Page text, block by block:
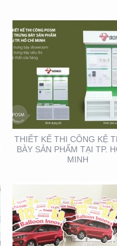
THIẾT KẾ THI CÔNG KỆ
BÀY SẢN PHẨM TẠI TP.
MINH
THIẾT KẾ SẢN
WOBLER ” TÀI
TOYOTA”